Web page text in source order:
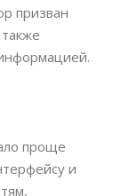
призван
проще
и